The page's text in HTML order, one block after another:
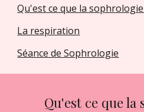
Qu'est ce que la sophrologie
La respiration
Séance de Sophrologie
Qu'est ce que la